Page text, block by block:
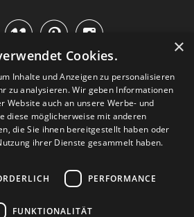

Zahlarten Retoure
×
Cookies.
Inhalte und Anzeigen zu personalisieren
zu analysieren. Wir geben Informationen
Website auch an unsere Werbe- und
diese möglicherweise mit anderen
die Sie ihnen bereitgestellt haben oder
ihrer Dienste gesammelt haben.
PERFORMANCE
FUNKTIONALITÄT